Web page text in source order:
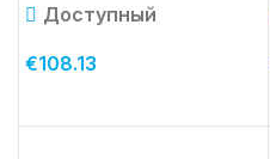
Доступный
€108.13